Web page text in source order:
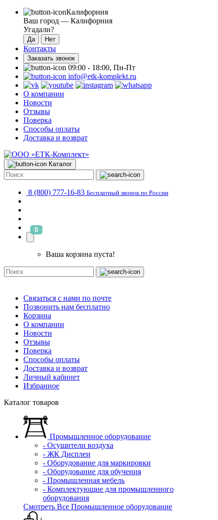
Калифорния
Ваш город — Калифорния
Угадали?
Контакты
Заказать звонок
09:00 - 18:00, Пн-Пт
info@etk-komplekt.ru
О компании
Новости
Отзывы
Поверка
Способы оплаты
Доставка и возврат
Каталог
8 (800) 777-16-83 Бесплатный звонок по России
0
Ваша корзина пуста!
Связаться с нами по почте
Позвонить нам бесплатно
Корзина
О компании
Новости
Отзывы
Поверка
Способы оплаты
Доставка и возврат
Личный кабинет
Избранное
Каталог товаров
Промышленное оборудование
- Осушители воздуха
- ЖК Дисплеи
- Оборудование для маркировки
- Оборудование для обучения
- Промышленная мебель
- Комплектующие для промышленного
оборудования
Смотреть Все Промышленное оборудование